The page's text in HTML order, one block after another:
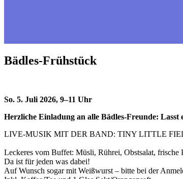
Bädles-Frühstück
So. 5. Juli 2026, 9–11 Uhr
Herzliche Einladung an alle Bädles-Freunde:
LIVE-MUSIK MIT DER BAND: TINY LITTLE
Leckeres vom Buffet: Müsli, Rührei, Obstsalat, frische
Da ist für jeden was dabei!
Auf Wunsch sogar mit Weißwurst – bitte bei der